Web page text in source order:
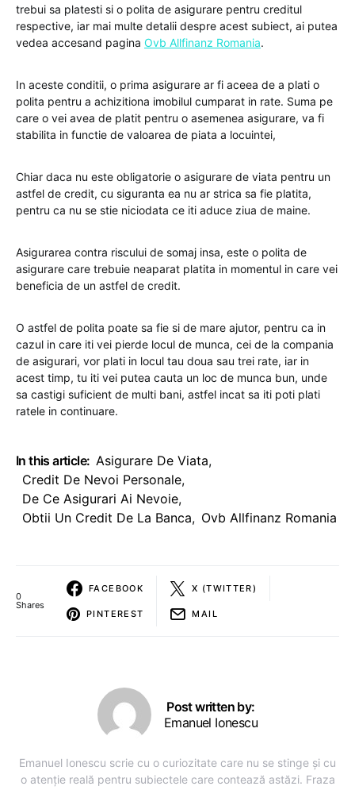
trebui sa platesti si o polita de asigurare pentru creditul
respective, iar mai multe detalii despre acest subiect, ai putea
vedea accesand pagina Ovb Allfinanz Romania.
In aceste conditii, o prima asigurare ar fi aceea de a plati o
polita pentru a achizitiona imobilul cumparat in rate. Suma pe
care o vei avea de platit pentru o asemenea asigurare, va fi
stabilita in functie de valoarea de piata a locuintei,
Chiar daca nu este obligatorie o asigurare de viata pentru un
astfel de credit, cu siguranta ea nu ar strica sa fie platita,
pentru ca nu se stie niciodata ce iti aduce ziua de maine.
Asigurarea contra riscului de somaj insa, este o polita de
asigurare care trebuie neaparat platita in momentul in care vei
beneficia de un astfel de credit.
O astfel de polita poate sa fie si de mare ajutor, pentru ca in
cazul in care iti vei pierde locul de munca, cei de la compania
de asigurari, vor plati in locul tau doua sau trei rate, iar in
acest timp, tu iti vei putea cauta un loc de munca bun, unde
sa castigi suficient de multi bani, astfel incat sa iti poti plati
ratele in continuare.
In this article: Asigurare De Viata,
Credit De Nevoi Personale,
De Ce Asigurari Ai Nevoie,
Obtii Un Credit De La Banca, Ovb Allfinanz Romania
0
Shares
FACEBOOK X (TWITTER)
PINTEREST MAIL
Post written by:
Emanuel Ionescu
Emanuel Ionescu scrie cu o curiozitate care nu se stinge și cu
o atenție reală pentru subiectele care contează astăzi. Fraza